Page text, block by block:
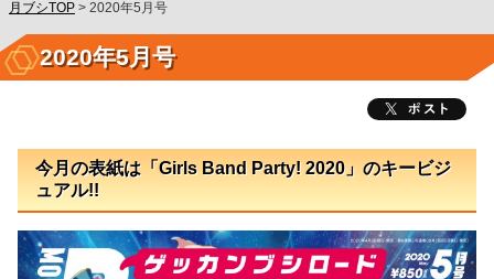
お問い合わせ
コミックグロウル
月ブシTOP > 2020年5月号
2020年5月号
今月の表紙は「Girls Band Party! 2020」のキービジ
ュアル!!